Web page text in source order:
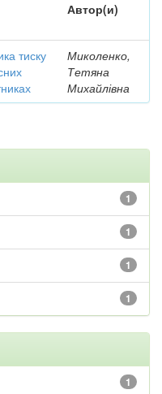
Автор(и)
тиску
Миколенко,
Тетяна
Михайлівна
1
1
1
1
1